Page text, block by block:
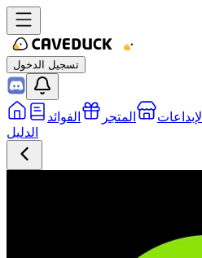
تسجيل الدخول
الإبداعات المتجر
الفوائد
الدليل